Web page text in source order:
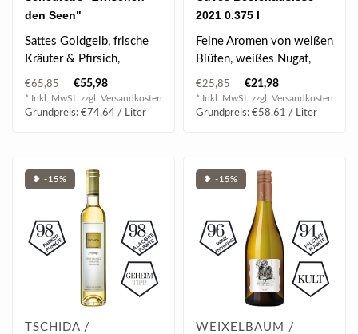
den Seen"
Trockenbeerenauslese
No. 4 2022 0.375 l
Sattes Goldgelb, frische
Kräuter & Pfirsich,
feinwürzig & rauchig,
komplex & d..
€65,85 €55,98
* Inkl. MwSt. zzgl. Versandkosten
Grundpreis: €74,64 / Liter
2021 0.375 l
Feine Aromen von weißen
Blüten, weißes Nugat,
kandierte
Mandarinenzesten, mit..
€25,85 €21,98
* Inkl. MwSt. zzgl. Versandkosten
Grundpreis: €58,61 / Liter
❥ -15%
TSCHIDA /
❥ -15%
WEIXELBAUM /